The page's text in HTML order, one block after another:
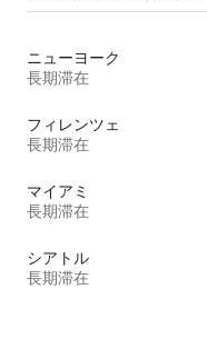
ニューヨーク
長期滞在
フィレンツェ
長期滞在
マイアミ
長期滞在
シアトル
長期滞在